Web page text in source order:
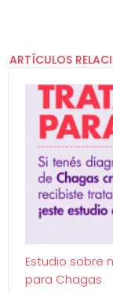
ARTÍCULOS
Estudio sobre
para Chagas